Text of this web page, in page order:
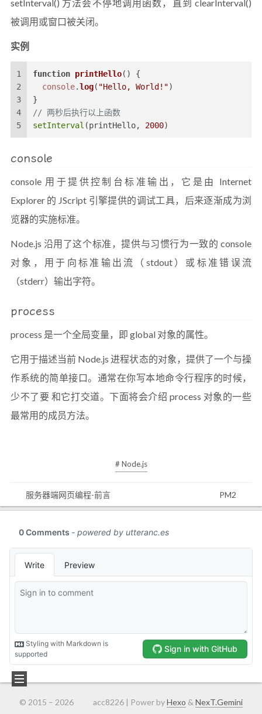
setInterval() 方法会不停地调用函数，直到 clearInterval()
被调用或窗口被关闭。
实例
1
2
3
4
5
function printHello( ) {
console.log( "Hello, World!")
}
// 两秒后执行以上函数
setInterval (printHello, 2000)
console
console 用于提供控制台标准输出，它是由 Internet
Explorer 的 JScript 引擎提供的调试工具，后来逐渐成为浏
览器的实施标准。
Node.js 沿用了这个标准，提供与习惯行为一致的 console
对象，用于向标准输出流（stdout）或标准错误流
（stderr）输出字符。
process
process 是一个全局变量，即 global 对象的属性。
它用于描述当前 Node.js 进程状态的对象，提供了一个与操
作系统的简单接口。通常在你写本地命令行程序的时候，
少不了要 和它打交道。下面将会介绍 process 对象的一些
最常用的成员方法。
# Node.js
服务器端网页编程-前言 PM2
© 2015 – 2026 acc8226 | Power byHexo &NexT.Gemini